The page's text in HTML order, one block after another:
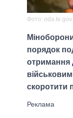
Фото:
порядок
отримання
скоротити